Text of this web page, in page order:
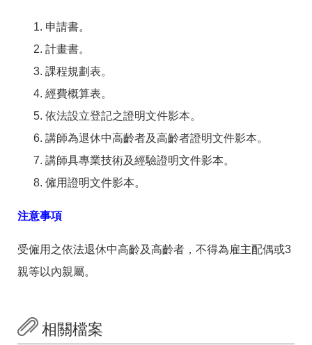
申請書。
計畫書。
課程規劃表。
經費概算表。
依法設立登記之證明文件影本。
講師為退休中高齡者及高齡者證明文件影本。
講師具專業技術及經驗證明文件影本。
僱用證明文件影本。
注意事項
受僱用之依法退休中高齡及高齡者，不得為雇主配偶或3
親等以內親屬。
相關檔案